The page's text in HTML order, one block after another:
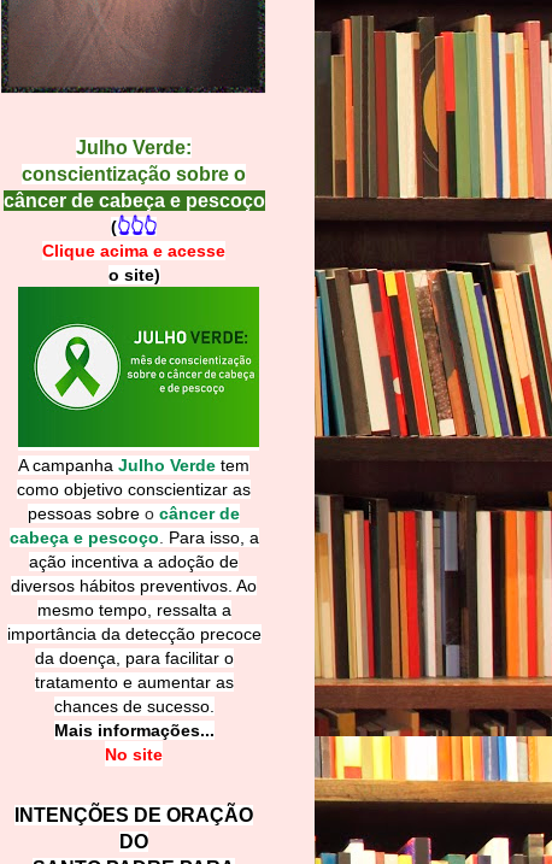
Julho Verde:
conscientização sobre o
câncer de cabeça e pescoço
(👆👆👆
Clique acima e acesse
o site)
A campanha Julho Verde tem
como objetivo conscientizar as
pessoas sobre o câncer de
cabeça e pescoço
Para isso, a
ação incentiva a adoção de
diversos hábitos preventivos. Ao
mesmo tempo, ressalta a
importância da detecção precoce
da doença, para facilitar o
tratamento e aumentar as
chances de sucesso.
Mais informações...
No site
INTENÇÕES DE ORAÇÃO
DO